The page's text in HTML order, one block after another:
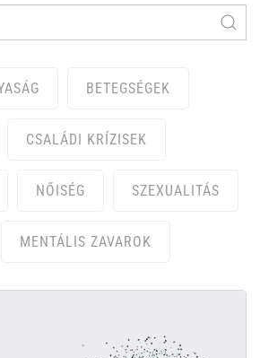
BETEGSÉGEK
CSALÁDI KRÍZISEK
NŐISÉG SZEXUALITÁS
MENTÁLIS ZAVAROK